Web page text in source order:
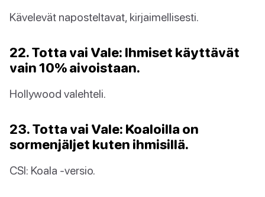
Kävelevät naposteltavat, kirjaimellisesti.
22. Totta vai Vale: Ihmiset käyttävät
vain 10% aivoistaan.
Hollywood valehteli.
23. Totta vai Vale: Koaloilla on
sormenjäljet kuten ihmisillä.
CSI: Koala -versio.